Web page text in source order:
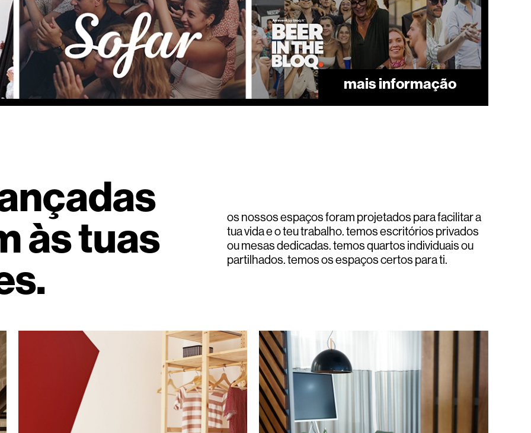
mais informação
às tuas
os nossos espaços foram projetados para facilitar a
tua vida e o teu trabalho. temos escritórios privados
ou mesas dedicadas. temos quartos individuais ou
partilhados. temos os espaços certos para ti.